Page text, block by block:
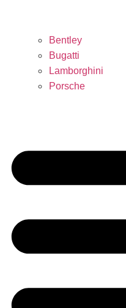
Bentley
Bugatti
Lamborghini
Porsche